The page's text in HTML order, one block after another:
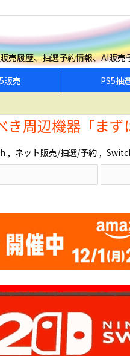
売履歴、抽選予約情報、AI販
販売 PS5抽
周辺機器「まず
, ネット販売/抽選/予約 ,